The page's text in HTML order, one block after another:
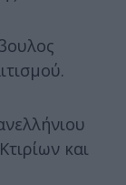
και